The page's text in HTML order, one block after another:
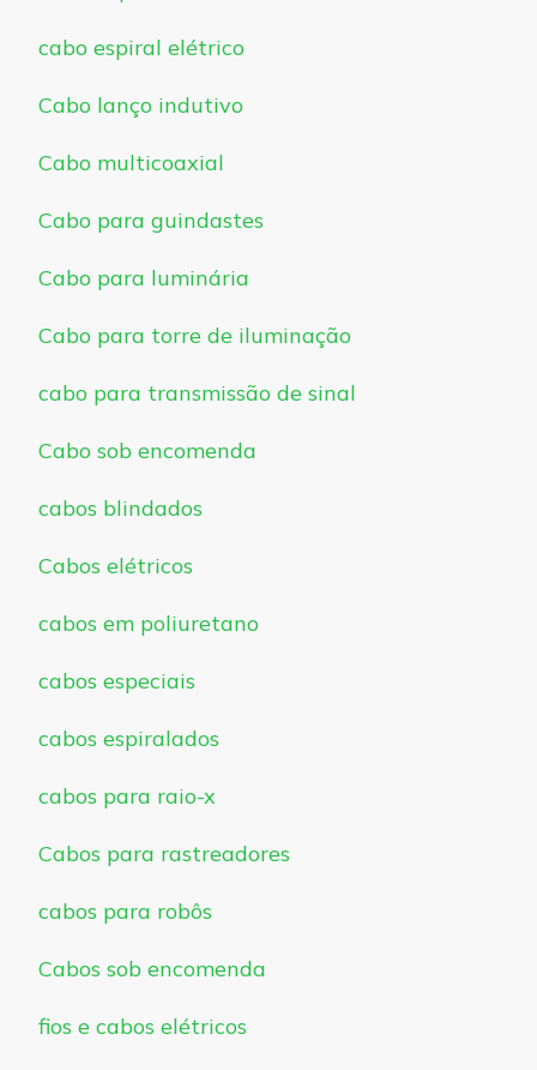
cabo espiral elétrico
Cabo lanço indutivo
Cabo multicoaxial
Cabo para guindastes
Cabo para luminária
Cabo para torre de iluminação
cabo para transmissão de sinal
Cabo sob encomenda
cabos blindados
Cabos elétricos
cabos em poliuretano
cabos especiais
cabos espiralados
cabos para raio-x
Cabos para rastreadores
cabos para robôs
Cabos sob encomenda
fios e cabos elétricos